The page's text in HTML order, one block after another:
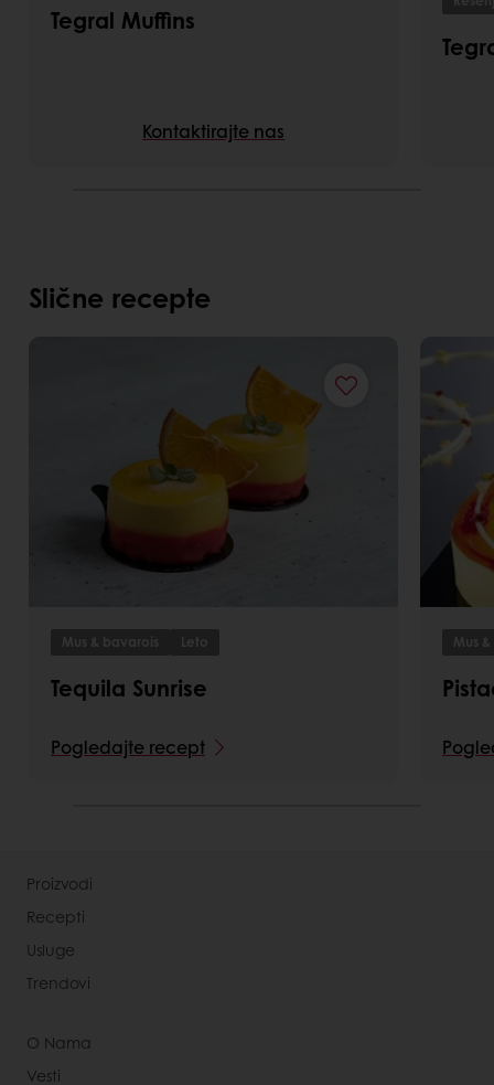
Tegral Muffins
Kontaktirajte nas
Slične recepte
Mus & bavarois Leto
Tequila Sunrise
Pogledajte recept
Mus
Proizvodi
Recepti
Usluge
Trendovi
O Nama
Vesti